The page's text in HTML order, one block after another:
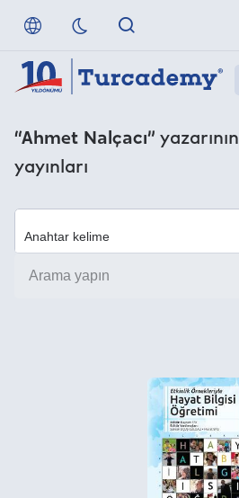
Referanslarımız
Uzaktan Erişim
Nasıl Erişirim
“Ahmet Nalçacı” yazarının
yayınları